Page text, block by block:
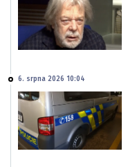
6. srpna 2026 10:04